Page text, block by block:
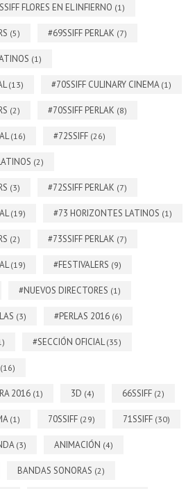
FLORES EN EL INFIERNO (1)
(5) #69SSIFF PERLAK (7)
(1)
(13) #70SSIFF CULINARY CINEMA (1)
(2) #70SSIFF PERLAK (8)
(16) #72SSIFF (26)
(2)
(3) #72SSIFF PERLAK (7)
(19) #73 HORIZONTES LATINOS (1)
(2) #73SSIFF PERLAK (7)
(19) #FESTIVALERS (9)
#NUEVOS DIRECTORES (1)
(3) #PERLAS 2016 (6)
#SECCIÓN OFICIAL(35)
(16)
2016 (1) 3D (4) 66SSIFF (2)
(1) 70SSIFF (29) 71SSIFF (30)
(3) ANIMACIÓN (4)
BANDAS SONORAS (2)